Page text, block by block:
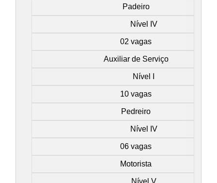
Padeiro
Nível IV
02 vagas
Auxiliar de Serviço
Nível I
10 vagas
Pedreiro
Nível IV
06 vagas
Motorista
Nível V